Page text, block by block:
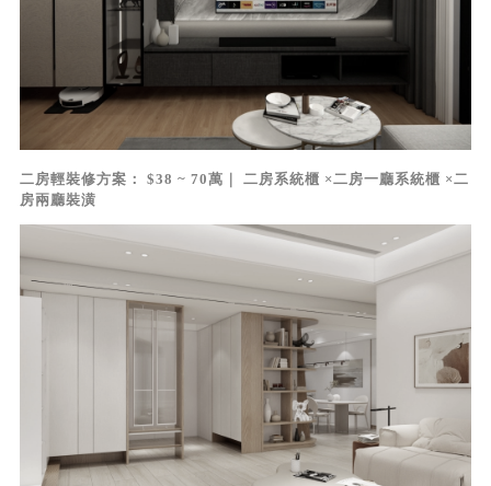
二房輕裝修方案： $38 ~ 70萬｜ 二房系統櫃 ×二房一廳系統櫃 ×二
房兩廳裝潢